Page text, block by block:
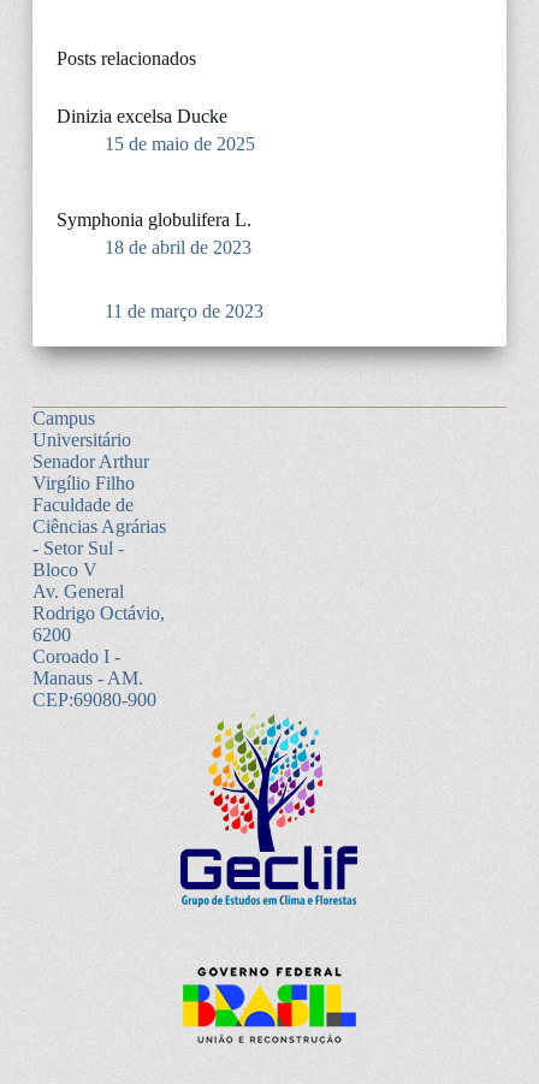
Posts relacionados
Dinizia excelsa Ducke
15 de maio de 2025
Symphonia globulifera L.
18 de abril de 2023
11 de março de 2023
Campus
Universitário
Senador Arthur
Virgílio Filho
Faculdade de
Ciências Agrárias
- Setor Sul -
Bloco V
Av. General
Rodrigo Octávio,
6200
Coroado I -
Manaus - AM.
CEP:69080-900